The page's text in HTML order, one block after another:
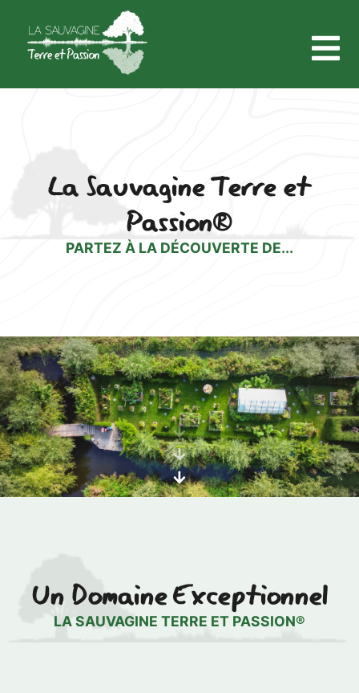
La Sauvagine Terre et
Passion®
PARTEZ À LA DÉCOUVERTE DE...
Un Domaine Exceptionnel
LA SAUVAGINE TERRE ET PASSION®